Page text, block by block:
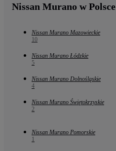
Nissan Murano w Polsce
Nissan Murano Mazowieckie
10
Nissan Murano Łódzkie
5
Nissan Murano Dolnośląskie
4
Nissan Murano Świętokrzyskie
2
Nissan Murano Pomorskie
1